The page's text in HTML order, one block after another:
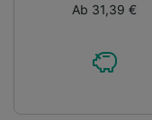
Ab 31,39 €